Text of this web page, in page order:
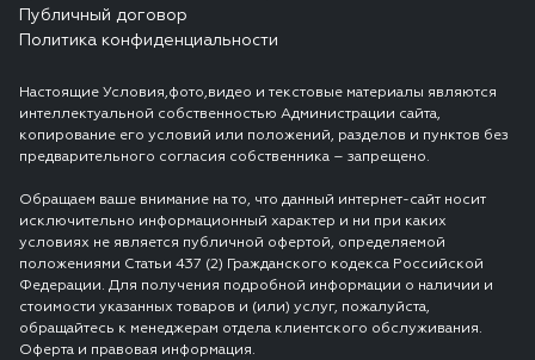
Публичный договор
Политика конфиденциальности
Настоящие Условия,фото,видео и текстовые материалы являются
интеллектуальной собственностью Администрации сайта,
копирование его условий или положений, разделов и пунктов без
предварительного согласия собственника – запрещено.
Обращаем ваше внимание на то, что данный интернет-сайт носит
исключительно информационный характер и ни при каких
условиях не является публичной офертой, определяемой
положениями Статьи 437 (2) Гражданского кодекса Российской
Федерации. Для получения подробной информации о наличии и
стоимости указанных товаров и (или) услуг, пожалуйста,
обращайтесь к менеджерам отдела клиентского обслуживания.
Оферта и правовая информация.